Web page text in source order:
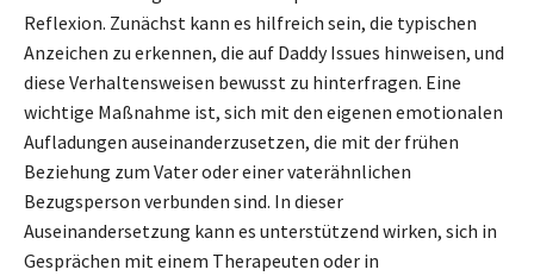
Reflexion. Zunächst kann es hilfreich sein, die typischen
Anzeichen zu erkennen, die auf Daddy Issues hinweisen, und
diese Verhaltensweisen bewusst zu hinterfragen. Eine
wichtige Maßnahme ist, sich mit den eigenen emotionalen
Aufladungen auseinanderzusetzen, die mit der frühen
Beziehung zum Vater oder einer vaterähnlichen
Bezugsperson verbunden sind. In dieser
Auseinandersetzung kann es unterstützend wirken, sich in
Gesprächen mit einem Therapeuten oder in